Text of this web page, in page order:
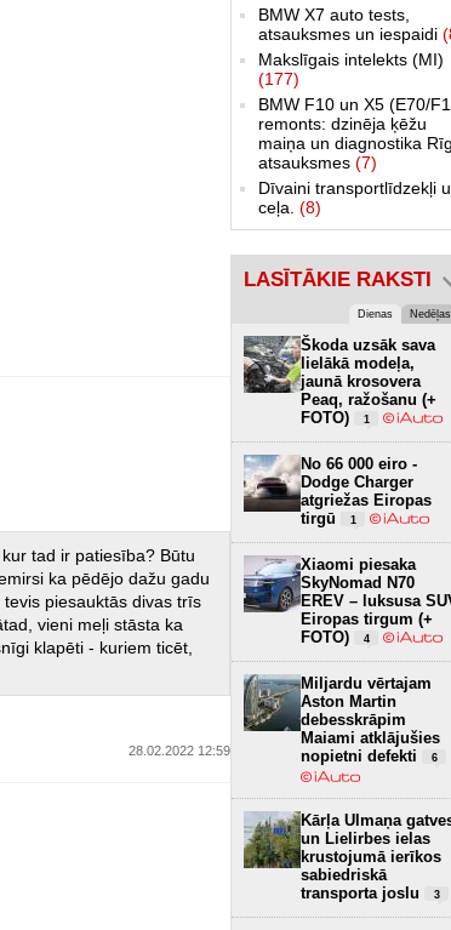
tad ir patiesība? Būtu
ka pēdējo dažu gadu
piesauktās divas trīs
vieni meļi stāsta ka
klapēti - kuriem ticēt,
28.02.2022 12:59
BMW X7 auto tests,
atsauksmes un iespaidi
Makslīgais intelekts (MI)
(177)
BMW F10 un X5 (E70/
remonts: dzinēja ķēžu
maiņa un diagnostika
atsauksmes (7)
Dīvaini transportlīdzekļi
ceļa. (8)
LASĪTĀKIE RAKSTI
Dienas Nedēļas
Škoda uzsāk sava
lielākā modeļa,
jaunā krosovera
Peaq, ražošanu (+
FOTO)
1
No 66 000 eiro -
Dodge Charger
atgriežas Eiropas
tirgū
1
Xiaomi piesaka
SkyNomad N70
EREV – luksusa
Eiropas tirgum (+
FOTO)
4
Miljardu vērtajam
Aston Martin
debesskrāpim
Maiami atklājušies
nopietni defekti
6
Kārļa Ulmaņa
un Lielirbes ielas
krustojumā ierīkos
sabiedriskā
transporta joslu
3